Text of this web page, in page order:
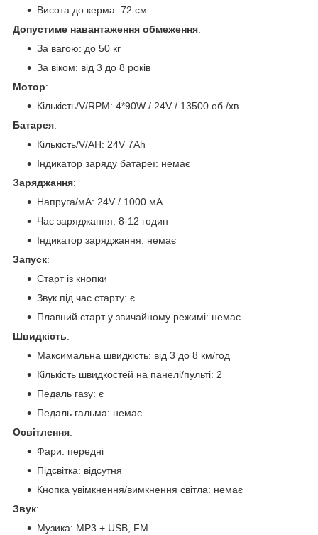
Висота до керма: 72 см
Допустиме навантаження обмеження:
За вагою: до 50 кг
За віком: від 3 до 8 років
Мотор:
Кількість/V/RPM: 4*90W / 24V / 13500 об./хв
Батарея:
Кількість/V/AH: 24V 7Ah
Індикатор заряду батареї: немає
Заряджання:
Напруга/мА: 24V / 1000 мА
Час заряджання: 8-12 годин
Індикатор заряджання: немає
Запуск:
Старт із кнопки
Звук під час старту: є
Плавний старт у звичайному режимі: немає
Швидкість:
Максимальна швидкість: від 3 до 8 км/год
Кількість швидкостей на панелі/пульті: 2
Педаль газу: є
Педаль гальма: немає
Освітлення:
Фари: передні
Підсвітка: відсутня
Кнопка увімкнення/вимкнення світла: немає
Звук:
Музика: MP3 + USB, FM